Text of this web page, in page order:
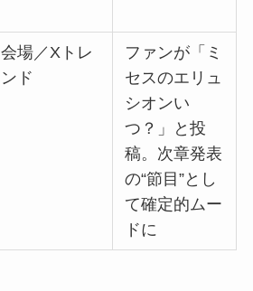
会場／Xトレ
ンド
ファンが「ミ
セスのエリュ
シオンい
つ？」と投
稿。次章発表
の“節目”とし
て確定的ムー
ドに